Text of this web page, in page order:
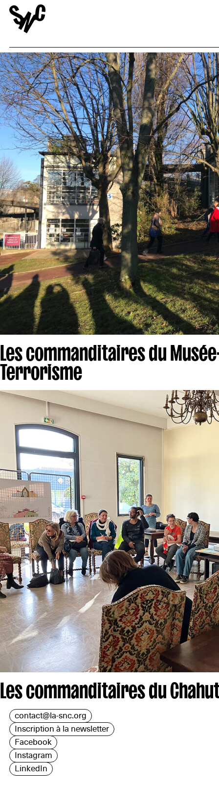
Les commanditaires du
Terrorisme
Les commanditaires du
contact@la-snc.org
Inscription à la newsletter
Facebook
Instagram
LinkedIn